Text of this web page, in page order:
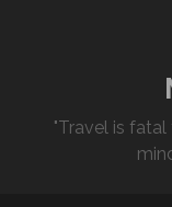
"Travel is